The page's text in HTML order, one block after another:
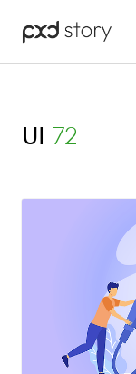
UI (72)